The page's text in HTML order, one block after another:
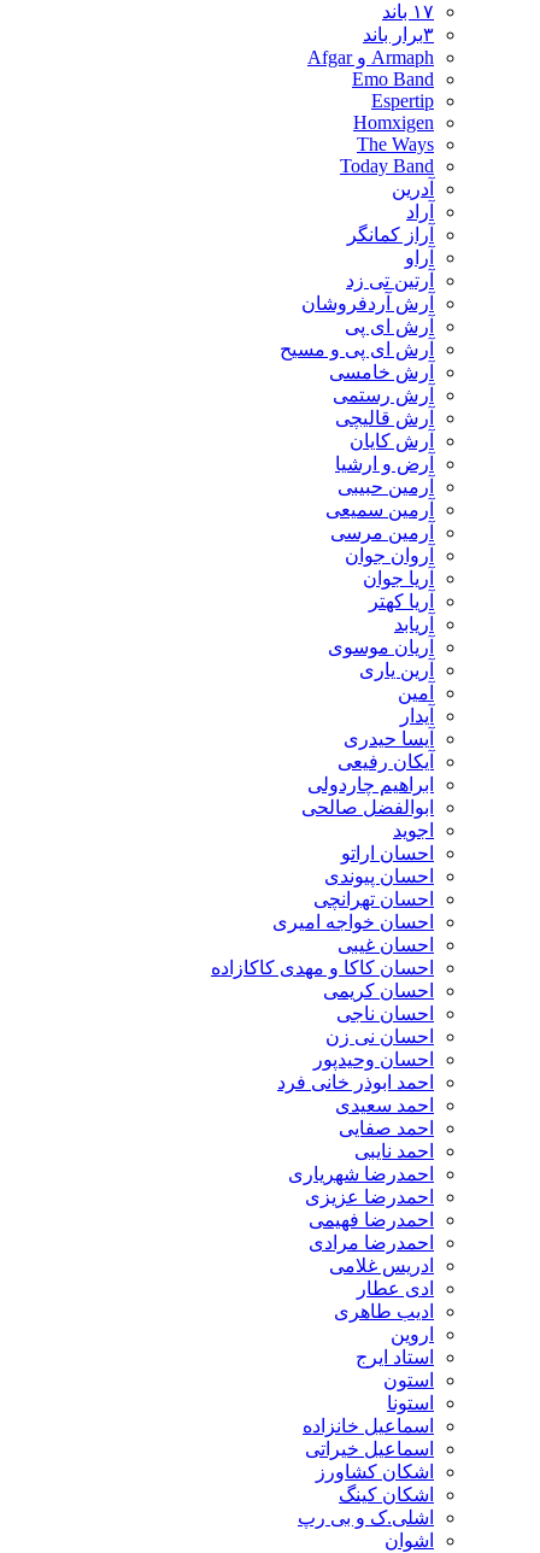
۱۷ باند
۳برار باند
Armaph و Afgar
Emo Band
Espertip
Homxigen
The Ways
Today Band
آدرین
آراد
آراز کمانگر
آراو
آرتین تی زد
آرش آردفروشان
آرش ای پی
آرش ای پی و مسیح
آرش خامسی
آرش رستمی
آرش قالیچی
آرش کایان
​آرض و ارشیا
آرمین حبیبی
آرمین سمیعی
آرمین مرسی
آروان جوان
آریا جوان
آریا کهتر
آریابد
آریان موسوی
آرین یاری
آمین
آیدار
آیسا حیدری
آیکان رفیعی
ابراهیم چاردولی
ابوالفضل صالحی
اجوید
احسان اراتو
احسان پیوندی
احسان تهرانچی
احسان خواجه امیری
احسان غیبی
احسان کاکا و مهدی کاکازاده
احسان کریمی
احسان ناجی
احسان نی زن
احسان وحیدپور
احمد ابوذر خانی فرد
احمد سعیدی
احمد صفایی
احمد نایبی
احمدرضا شهریاری
احمدرضا عزیزی
احمدرضا فهیمی
احمدرضا مرادی
ادریس غلامی
ادی عطار
ادیب طاهری
اروین
استاد ایرج
استون
استونا
اسماعیل خانزاده
اسماعیل خیراتی
اشکان کشاورز
اشکان کینگ
اشلی.ک و بی رپ
اشوان